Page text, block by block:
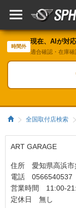
時間外
現在、AIが対
適合確認・在庫
全国取付店検索
ART GARAGE
住所 愛知県高浜市
電話 0566540537
営業時間 11:00-
定休日 無し